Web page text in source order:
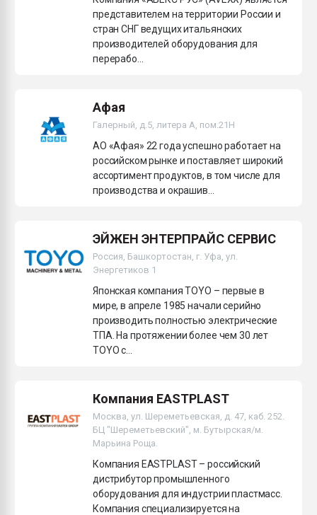
представителем на территории России и
стран СНГ ведущих итальянских
производителей оборудования для
перерабо...
Афая
Галерный, д.5, литера А, пом.21H
АО «Афая» 22 года успешно работает на
российском рынке и поставляет широкий
ассортимент продуктов, в том числе для
производства и окрашив...
ЭЙЖЕН ЭНТЕРПРАЙС СЕРВИС
Россия, Башкортостан, г. Уфа, ул.
Энергетиков 1
Японская компания TOYO – первые в
мире, в апреле 1985 начали серийно
производить полностью электрические
ТПА. На протяжении более чем 30 лет
TOYO с...
Компания EASTPLAST
Москва, ул. Шереметьевская, д. 47, каб. 252.
БЦ "Шереметьевский", м. Бутырская/м.
Марьина Роща.
Компания EASTPLAST – российский
дистрибутор промышленного
оборудования для индустрии пластмасс.
Компания специализируется на